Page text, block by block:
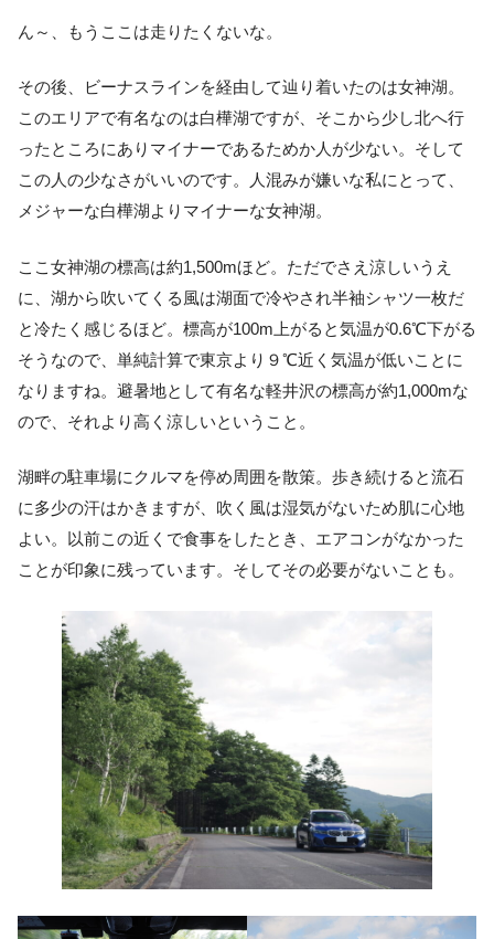
ん～、もうここは走りたくないな。
その後、ビーナスラインを経由して辿り着いたのは女神湖。
このエリアで有名なのは白樺湖ですが、そこから少し北へ行
ったところにありマイナーであるためか人が少ない。そして
この人の少なさがいいのです。人混みが嫌いな私にとって、
メジャーな白樺湖よりマイナーな女神湖。
ここ女神湖の標高は約1,500mほど。ただでさえ涼しいうえ
に、湖から吹いてくる風は湖面で冷やされ半袖シャツ一枚だ
と冷たく感じるほど。標高が100m上がると気温が0.6℃下がる
そうなので、単純計算で東京より９℃近く気温が低いことに
なりますね。避暑地として有名な軽井沢の標高が約1,000mな
ので、それより高く涼しいということ。
湖畔の駐車場にクルマを停め周囲を散策。歩き続けると流石
に多少の汗はかきますが、吹く風は湿気がないため肌に心地
よい。以前この近くで食事をしたとき、エアコンがなかった
ことが印象に残っています。そしてその必要がないことも。